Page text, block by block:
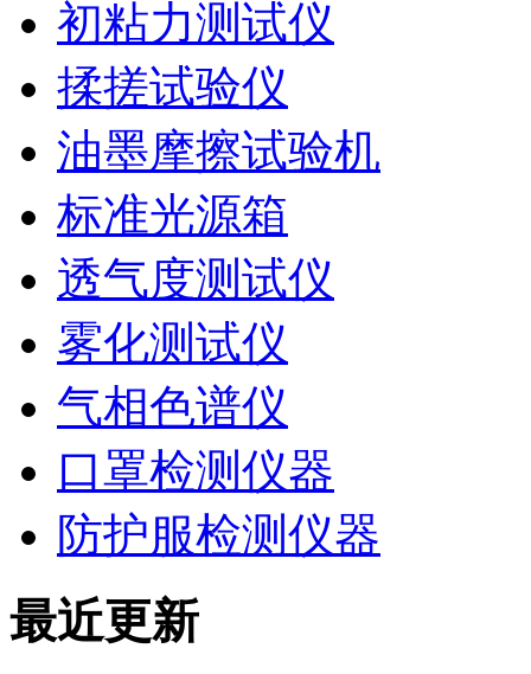
初粘力测试仪
揉搓试验仪
油墨摩擦试验机
标准光源箱
透气度测试仪
雾化测试仪
气相色谱仪
口罩检测仪器
防护服检测仪器
最近更新